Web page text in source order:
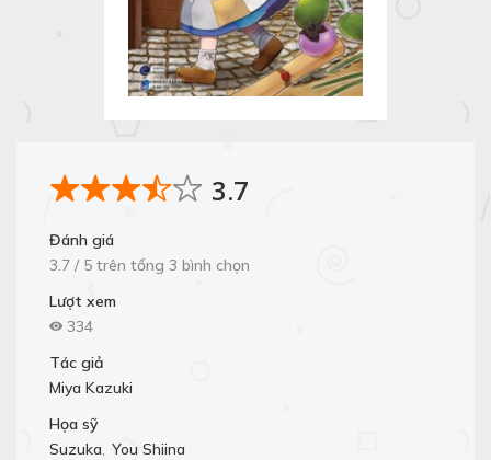
3.7
Đánh giá
3.7 / 5 trên tổng 3 bình chọn
Lượt xem
334
Tác giả
Miya Kazuki
Họa sỹ
Suzuka, You Shiina